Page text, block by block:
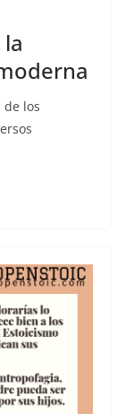
los